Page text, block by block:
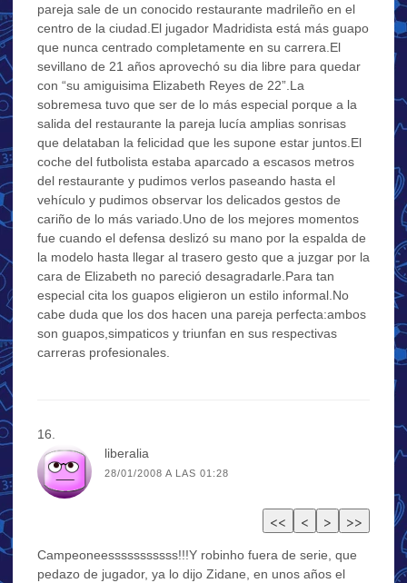
pareja sale de un conocido restaurante madrileño en el
centro de la ciudad.El jugador Madridista está más guapo
que nunca centrado completamente en su carrera.El
sevillano de 21 años aprovechó su dia libre para quedar
con “su amiguisima Elizabeth Reyes de 22”.La
sobremesa tuvo que ser de lo más especial porque a la
salida del restaurante la pareja lucía amplias sonrisas
que delataban la felicidad que les supone estar juntos.El
coche del futbolista estaba aparcado a escasos metros
del restaurante y pudimos verlos paseando hasta el
vehículo y pudimos observar los delicados gestos de
cariño de lo más variado.Uno de los mejores momentos
fue cuando el defensa deslizó su mano por la espalda de
la modelo hasta llegar al trasero gesto que a juzgar por la
cara de Elizabeth no pareció desagradarle.Para tan
especial cita los guapos eligieron un estilo informal.No
cabe duda que los dos hacen una pareja perfecta:ambos
son guapos,simpaticos y triunfan en sus respectivas
carreras profesionales.
liberalia
28/01/2008 A LAS 01:28
Campeoneesssssssssss!!!Y robinho fuera de serie, que
pedazo de jugador, ya lo dijo Zidane, en unos años el